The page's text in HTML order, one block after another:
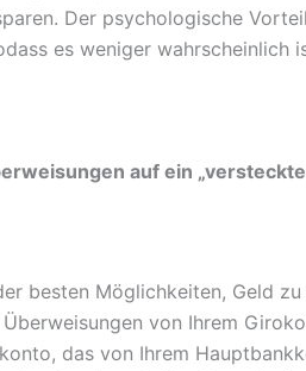
Der psychologische
es weniger wahrscheinlich
auf ein
besten Möglichkeiten, Geld
von Ihrem
das von Ihrem